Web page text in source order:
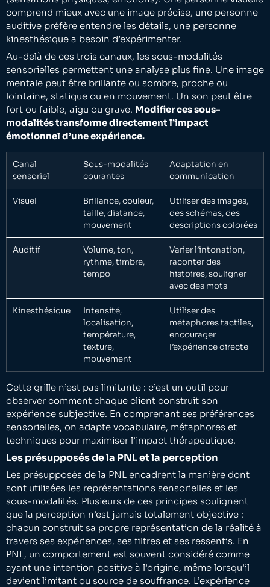
comprend mieux avec une image précise, une personne
auditive préfère entendre les détails, une personne
kinesthésique a besoin d’expérimenter.
Au-delà de ces trois canaux, les sous-modalités
sensorielles permettent une analyse plus fine. Une image
mentale peut être brillante ou sombre, proche ou
lointaine, statique ou en mouvement. Un son peut être
fort ou faible, aigu ou grave. Modifier ces sous-
modalités transforme directement l’impact
émotionnel d’une expérience.
Canal
sensoriel
Sous-modalités
courantes
Adaptation en
communication
Visuel
Brillance, couleur,
taille, distance,
mouvement
Utiliser des images,
des schémas, des
descriptions colorées
Auditif
Volume, ton,
rythme, timbre,
tempo
Varier l’intonation,
raconter des
histoires, souligner
avec des mots
Kinesthésique
Intensité,
localisation,
température,
texture,
mouvement
Utiliser des
métaphores tactiles,
encourager
l’expérience directe
Cette grille n’est pas limitante : c’est un outil pour
observer comment chaque client construit son
expérience subjective. En comprenant ses préférences
sensorielles, on adapte vocabulaire, métaphores et
techniques pour maximiser l’impact thérapeutique.
Les présupposés de la PNL et la perception
Les présupposés de la PNL encadrent la manière dont
sont utilisées les représentations sensorielles et les
sous-modalités. Plusieurs de ces principes soulignent
que la perception n’est jamais totalement objective :
chacun construit sa propre représentation de la réalité à
travers ses expériences, ses filtres et ses ressentis. En
PNL, un comportement est souvent considéré comme
ayant une intention positive à l’origine, même lorsqu’il
devient limitant ou source de souffrance. L’expérience